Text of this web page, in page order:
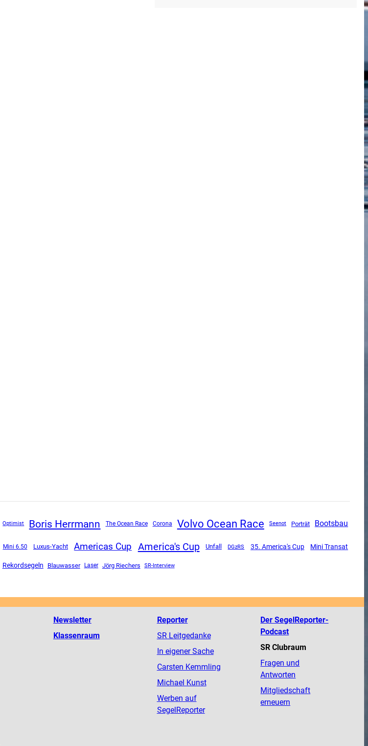
Optimist Boris Herrmann The Ocean Race Corona Volvo Ocean Race Seenot Porträt Bootsbau
Mini 6.50 Luxus-Yacht Americas Cup America's Cup Unfall DGzRS 35. America's Cup Mini Transat
Rekordsegeln Blauwasser Laser Jörg Riechers SR-Interview
Newsletter
Klassenraum
Reporter
SR Leitgedanke
In eigener Sache
Carsten Kemmling
Michael Kunst
Werben auf
SegelReporter
Der SegelReporter-
Podcast
SR Clubraum
Fragen und
Antworten
Mitgliedschaft
erneuern